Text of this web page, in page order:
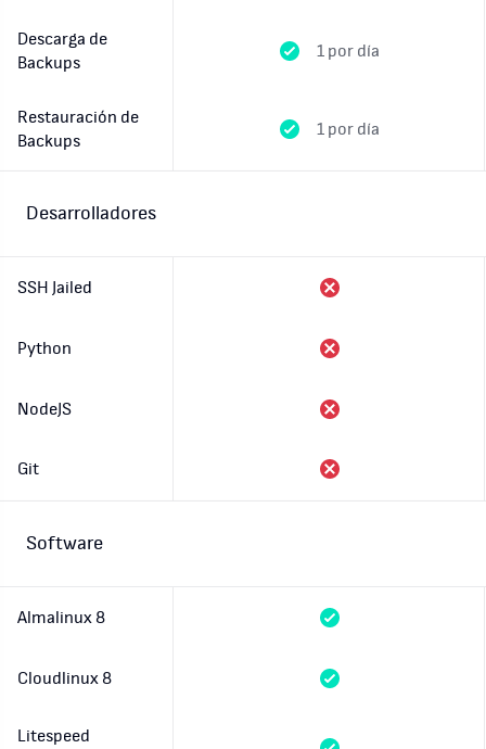
Descarga de
Backups
Restauración de
Backups
1 por día
1 por día
Desarrolladores
SSH Jailed
Python
NodeJS
Git
Software
Almalinux 8
Cloudlinux 8
Litespeed